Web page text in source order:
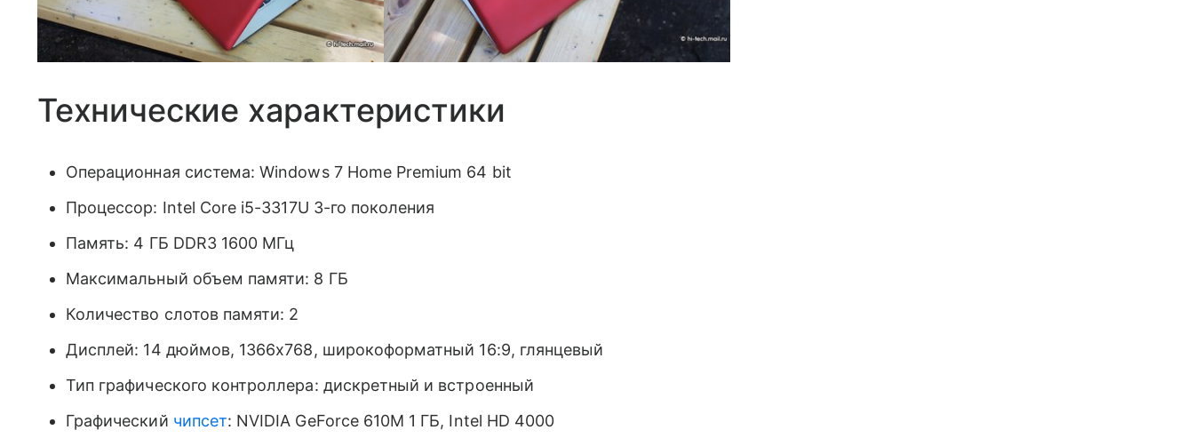
Технические характеристики
Операционная система: Windows 7 Home Premium 64 bit
Процессор: Intel Core i5-3317U 3-го поколения
Память: 4 ГБ DDR3 1600 МГц
Максимальный объем памяти: 8 ГБ
Количество слотов памяти: 2
Дисплей: 14 дюймов, 1366х768, широкоформатный 16:9, глянцевый
Тип графического контроллера: дискретный и встроенный
Графический чипсет: NVIDIA GeForce 610M 1 ГБ, Intel HD 4000